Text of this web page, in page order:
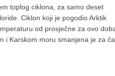
Ciklon koji je pogodio Arktik
od prosječne za ovo doba
i Karskom moru smanjena je za čak